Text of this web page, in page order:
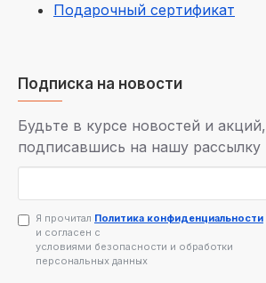
Подарочный сертификат
Подписка на новости
Будьте в курсе новостей и акций,
подписавшись на нашу рассылку
Я прочитал Политика конфиденциальности
и согласен с
условиями безопасности и обработки
персональных данных